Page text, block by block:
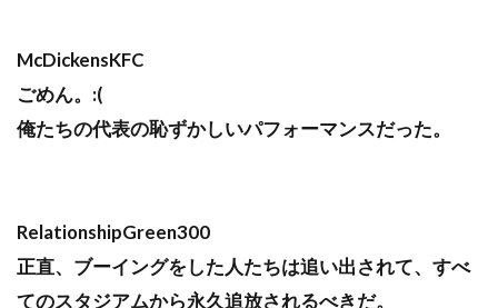
McDickensKFC
ごめん。:(
俺たちの代表の恥ずかしいパフォーマンスだった。
RelationshipGreen300
正直、ブーイングをした人たちは追い出されて、すべ
てのスタジアムから永久追放されるべきだ。